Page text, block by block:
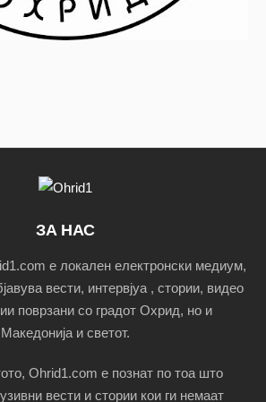
ЗА НАС
е локален електронски медиум,
вести, интервјуа , стории, видео
поврзани со градот Охрид, но и
Македонија и светот.
Ohrid1.com е познат по тоа што
вести и стории кои ги немаат